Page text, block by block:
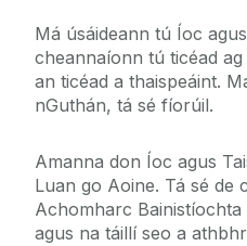
Má úsáideann tú Íoc
cheannaíonn tú ticéad
an ticéad a thaispeáint.
nGuthán, tá sé fíorúil.
Amanna don Íoc agus
Luan go Aoine. Tá sé de
Achomharc
agus na táillí seo a